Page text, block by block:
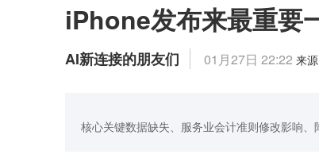
iPhone发布来最重要
AI新连接的朋友们 01月27日 22:22 来
核心关键数据缺失、服务业会计准则修改影响